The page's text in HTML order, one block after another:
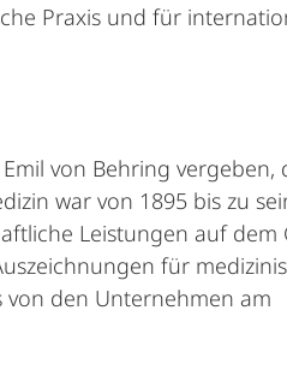
Praxis und für
von Behring vergeben,
war von 1895 bis zu
Leistungen auf dem
für
den Unternehmen am